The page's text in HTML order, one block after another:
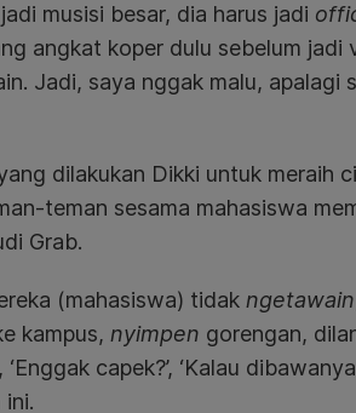
musisi besar, dia harus jadi
angkat koper dulu sebelum
Jadi, saya nggak malu, apalagi
dilakukan Dikki untuk meraih
teman sesama mahasiswa
Grab.
(mahasiswa) tidak ngetawain
kampus, nyimpen gorengan,
capek?’, ‘Kalau dibawanya
ini.